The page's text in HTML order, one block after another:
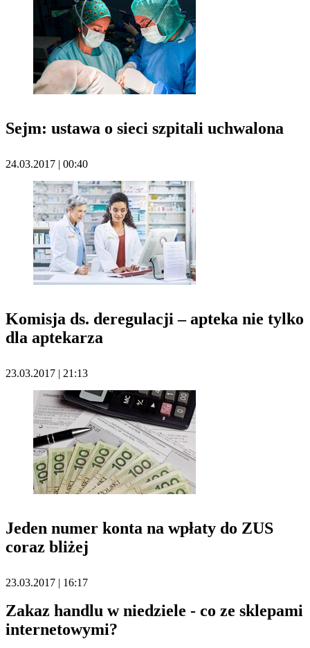
Sejm: ustawa o sieci szpitali uchwalona
24.03.2017 | 00:40
Komisja ds. deregulacji – apteka nie tylko
dla aptekarza
23.03.2017 | 21:13
Jeden numer konta na wpłaty do ZUS
coraz bliżej
23.03.2017 | 16:17
Zakaz handlu w niedziele - co ze sklepami
internetowymi?